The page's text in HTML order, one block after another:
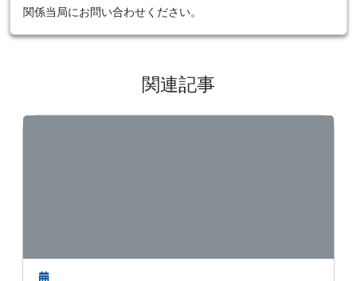
関係当局にお問い合わせください。
関連記事